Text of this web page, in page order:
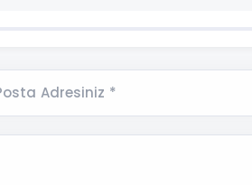
Adresiniz *